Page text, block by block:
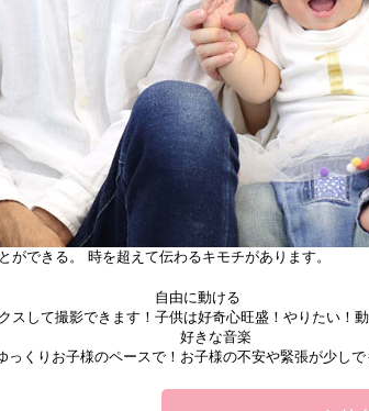
できる。 時を超えて伝わるキモチがあります。
スして撮影できます！
自由に動ける
子供は好奇心旺盛！やりたい！
くりお子様のペースで！
好きな音楽
お子様の不安や緊張が少し